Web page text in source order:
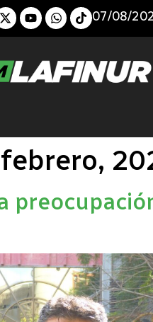
07/08/